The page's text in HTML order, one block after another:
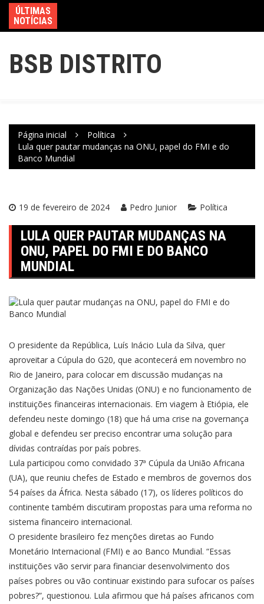
ÚLTIMAS
NOTÍCIAS
BSB DISTRITO
Página inicial
Política
Lula quer pautar mudanças na ONU, papel do FMI e do
Banco Mundial
19 de fevereiro de 2024 Pedro Junior Política
LULA QUER PAUTAR MUDANÇAS NA
ONU, PAPEL DO FMI E DO BANCO
MUNDIAL
O presidente da República, Luís Inácio Lula da Silva, quer
aproveitar a Cúpula do G20, que acontecerá em novembro no
Rio de Janeiro, para colocar em discussão mudanças na
Organização das Nações Unidas (ONU) e no funcionamento de
instituições financeiras internacionais. Em viagem à Etiópia, ele
defendeu neste domingo (18) que há uma crise na governança
global e defendeu ser preciso encontrar uma solução para
dívidas contraídas por país pobres.
Lula participou como convidado 37ª Cúpula da União Africana
(UA), que reuniu chefes de Estado e membros de governos dos
54 países da África. Nesta sábado (17), os líderes políticos do
continente também discutiram propostas para uma reforma no
sistema financeiro internacional.
O presidente brasileiro fez menções diretas ao Fundo
Monetário Internacional (FMI) e ao Banco Mundial. “Essas
instituições vão servir para financiar desenvolvimento dos
países pobres ou vão continuar existindo para sufocar os países
pobres?”, questionou. Lula afirmou que há países africanos com